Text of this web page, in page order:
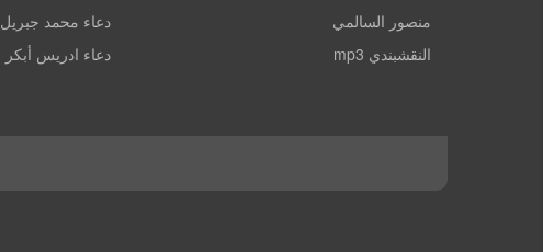
منصور السالمي
النقشبندي mp3
دعاء محمد جبريل
دعاء ادريس أبكر